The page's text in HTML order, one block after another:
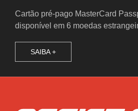
Cartão pré-pago MasterCard
disponível em 6 moedas
SAIBA +